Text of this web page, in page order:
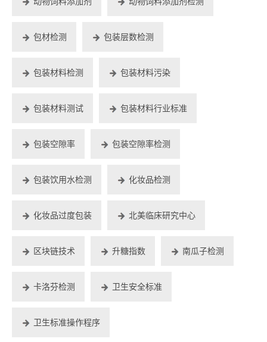
包材检测 包装层数检测
包装材料检测 包装材料污染
包装材料测试 包装材料行业标准
包装空隙率 包装空隙率检测
包装饮用水检测 化妆品检测
化妆品过度包装 北美临床研究中心
区块链技术 升糖指数 南瓜子检测
卡洛芬检测 卫生安全标准
卫生标准操作程序